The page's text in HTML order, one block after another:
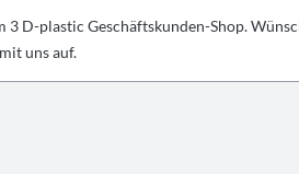
D-plastic Geschäftskunden-Shop.
uns auf.